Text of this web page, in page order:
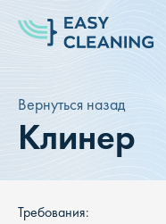
Вернуться назад
Клинер
Требования: